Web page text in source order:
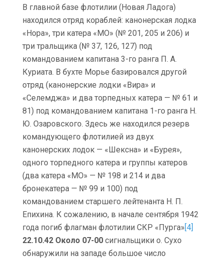
В главной базе флотилии (Новая Ладога)
находился отряд кораблей: канонерская лодка
«Нора», три катера «МО» (№ 201, 205 и 206) и
три тральщика (№ 37, 126, 127) под
командованием капитана 3-го ранга П. А.
Куриата. В бухте Морье базировался другой
отряд (канонерские лодки «Вира» и
«Селемджа» и два торпедных катера — № 61 и
81) под командованием капитана 1-го ранга Н.
Ю. Озаровского. Здесь же находился резерв
командующего флотилией из двух
канонерских лодок — «Шексна» и «Бурея»,
одного торпедного катера и группы катеров
(два катера «МО» — № 198 и 214 и два
бронекатера — № 99 и 100) под
командованием старшего лейтенанта Н. П.
Епихина. К сожалению, в начале сентября 1942
года погиб флагман флотилии СКР «Пурга»[4]
22.10.42 Около 07-00 сигнальщики о. Сухо
обнаружили на западе большое число